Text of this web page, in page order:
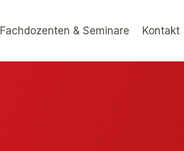
Fachdozenten & Seminare Kontakt